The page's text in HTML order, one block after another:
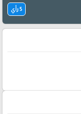
5 رأي